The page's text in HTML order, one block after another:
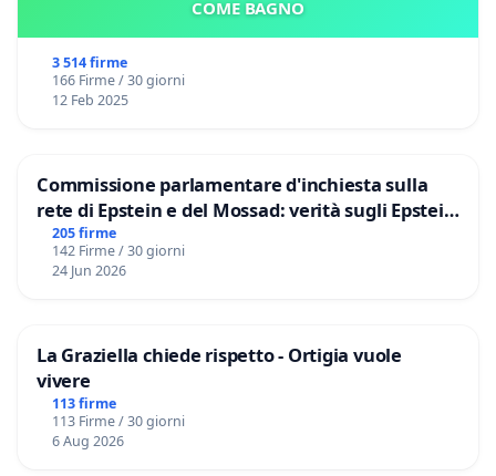
COME BAGNO
3 514 firme
166 Firme / 30 giorni
12 Feb 2025
Commissione parlamentare d'inchiesta sulla
rete di Epstein e del Mossad: verità sugli Epstein
Files
205 firme
142 Firme / 30 giorni
24 Jun 2026
La Graziella chiede rispetto - Ortigia vuole
vivere
113 firme
113 Firme / 30 giorni
6 Aug 2026